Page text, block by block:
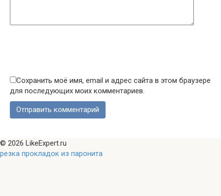
Сохранить моё имя, email и адрес сайта в этом браузере
для последующих моих комментариев.
© 2026 LikeExpert.ru
резка прокладок из паронита